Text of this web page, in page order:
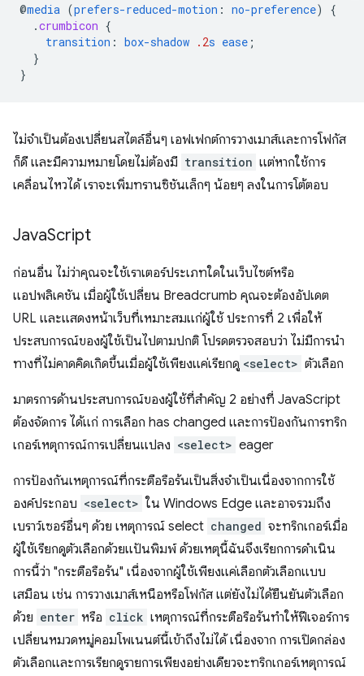
@media (prefers-reduced-motion : no-preference)
{
.crumbicon {
transition : box-shadow .2s ease ;
}
}
ไม่จำเป็นต้องเปลี่ยนสไตล์อื่นๆ เอฟเฟกต์การวางเมาส์และการโฟกัส
ก็ดี และมีความหมายโดยไม่ต้องมี transition แต่หากใช้การ
เคลื่อนไหวได้ เราจะเพิ่มทรานซิชันเล็กๆ น้อยๆ ลงในการโต้ตอบ
JavaScript
ก่อนอื่น ไม่ว่าคุณจะใช้เราเตอร์ประเภทใดในเว็บไซต์หรือ
แอปพลิเคชัน เมื่อผู้ใช้เปลี่ยน Breadcrumb คุณจะต้องอัปเดต
URL และแสดงหน้าเว็บที่เหมาะสมแก่ผู้ใช้ ประการที่ 2 เพื่อให้
ประสบการณ์ของผู้ใช้เป็นไปตามปกติ โปรดตรวจสอบว่า ไม่มีการนำ
ทางที่ไม่คาดคิดเกิดขึ้นเมื่อผู้ใช้เพียงแค่เรียกดู <select> ตัวเลือก
มาตรการด้านประสบการณ์ของผู้ใช้ที่สำคัญ 2 อย่างที่ JavaScript
ต้องจัดการ ได้แก่ การเลือก has changed และการป้องกันการทริก
เกอร์เหตุการณ์การเปลี่ยนแปลง <select> eager
การป้องกันเหตุการณ์ที่กระตือรือร้นเป็นสิ่งจำเป็นเนื่องจากการใช้
องค์ประกอบ <select> ใน Windows Edge และอาจรวมถึง
เบราว์เซอร์อื่นๆ ด้วย เหตุการณ์ select changed จะทริกเกอร์เมื่อ
ผู้ใช้เรียกดูตัวเลือกด้วยแป้นพิมพ์ ด้วยเหตุนี้ฉันจึงเรียกการดำเนิน
การนี้ว่า "กระตือรือร้น" เนื่องจากผู้ใช้เพียงแค่เลือกตัวเลือกแบบ
เสมือน เช่น การวางเมาส์เหนือหรือโฟกัส แต่ยังไม่ได้ยืนยันตัวเลือก
ด้วย enter หรือ click เหตุการณ์ที่กระตือรือร้นทำให้ฟีเจอร์การ
เปลี่ยนหมวดหมู่คอมโพเนนต์นี้เข้าถึงไม่ได้ เนื่องจาก การเปิดกล่อง
ตัวเลือกและการเรียกดูรายการเพียงอย่างเดียวจะทริกเกอร์เหตุการณ์